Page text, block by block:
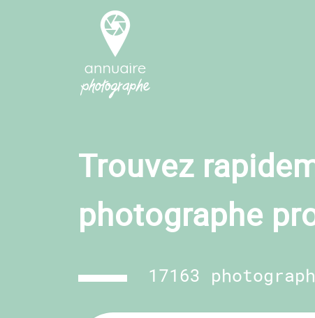
Trouvez
photographe
17163